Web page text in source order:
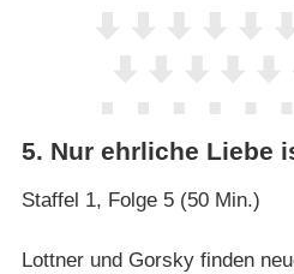
5. Nur ehrliche Liebe
Staffel 1, Folge 5 (50 Min.)
Lottner und Gorsky finden